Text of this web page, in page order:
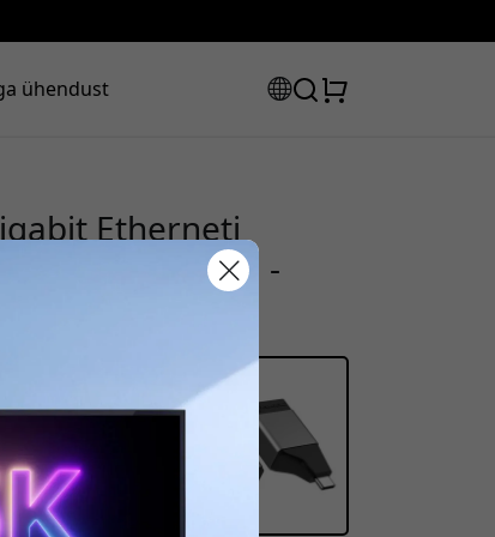
ühendust
Etherneti
USB 3.2 Gen 1 -
8% allahindlust.